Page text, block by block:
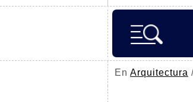
En Arquitectura